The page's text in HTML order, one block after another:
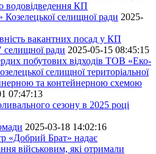
водовідведення КП
Козелецької селищної ради 2025-
вакантних посад у КП
селищної ради 2025-05-15 08:45:15
побутових відходів ТОВ «Еко-
селищної територіальної
та контейнерною схемою
07:47:13
сезону в 2025 році
2025-03-18 14:02:16
«Добрий Брат» надає
військовим, які отримали